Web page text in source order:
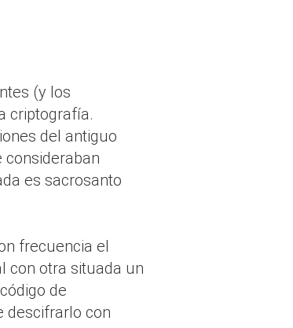
(y los
criptografía.
del antiguo
consideraban
es sacrosanto
frecuencia el
con otra situada un
de
descifrarlo con